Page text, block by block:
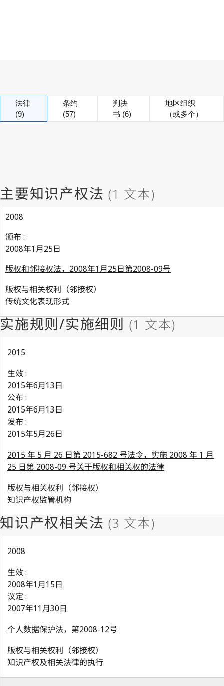
法律
(9)
条约
(57)
判决
书 (6)
地区组织
（或多个）
2008
颁布 :
2008年1月25日
版权和邻接权法，2008年1月25日第2008-09号
版权与相关权利（邻接权）
传统文化表现形式
2015
生效 :
2015年6月13日
公布 :
2015年6月13日
发布 :
2015年5月26日
2015 年 5 月 26 日第 2015-682 号法令，实施 2008 年 1 月
25 日第 2008-09 号关于版权和相关权的法律
版权与相关权利（邻接权）
知识产权监管机构
2008
生效 :
2008年1月15日
议定 :
2007年11月30日
个人数据保护法，第2008-12号
版权与相关权利（邻接权）
知识产权及相关法律的执行